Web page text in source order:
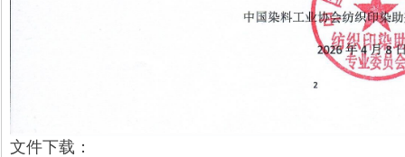
文件下载：